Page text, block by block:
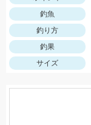
釣魚
釣り方
釣果
サイズ